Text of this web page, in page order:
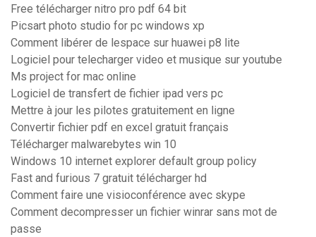
Free télécharger nitro pro pdf 64 bit
Picsart photo studio for pc windows xp
Comment libérer de lespace sur huawei p8 lite
Logiciel pour telecharger video et musique sur youtube
Ms project for mac online
Logiciel de transfert de fichier ipad vers pc
Mettre à jour les pilotes gratuitement en ligne
Convertir fichier pdf en excel gratuit français
Télécharger malwarebytes win 10
Windows 10 internet explorer default group policy
Fast and furious 7 gratuit télécharger hd
Comment faire une visioconférence avec skype
Comment decompresser un fichier winrar sans mot de
passe